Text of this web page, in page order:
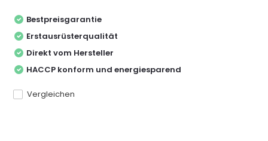
Bestpreisgarantie
Erstausrüsterqualität
Direkt vom Hersteller
HACCP konform und energiesparend
Vergleichen